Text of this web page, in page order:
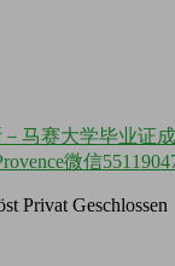
马赛大学毕业
微信
Privat Geschlossen